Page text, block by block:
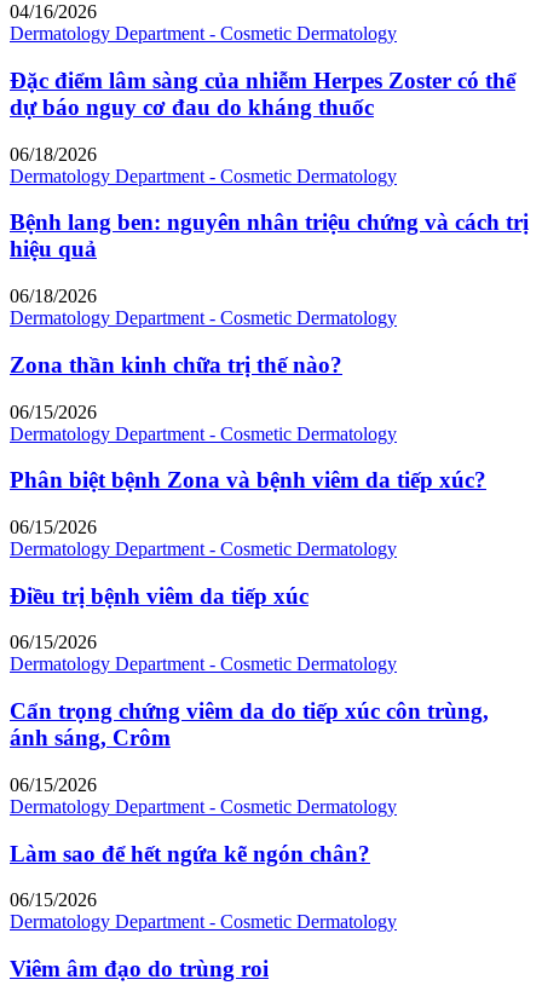
04/16/2026
Dermatology Department - Cosmetic Dermatology
Đặc điểm lâm sàng của nhiễm Herpes Zoster có thể
dự báo nguy cơ đau do kháng thuốc
06/18/2026
Dermatology Department - Cosmetic Dermatology
Bệnh lang ben: nguyên nhân triệu chứng và cách trị
hiệu quả
06/18/2026
Dermatology Department - Cosmetic Dermatology
Zona thần kinh chữa trị thế nào?
06/15/2026
Dermatology Department - Cosmetic Dermatology
Phân biệt bệnh Zona và bệnh viêm da tiếp xúc?
06/15/2026
Dermatology Department - Cosmetic Dermatology
Điều trị bệnh viêm da tiếp xúc
06/15/2026
Dermatology Department - Cosmetic Dermatology
Cẩn trọng chứng viêm da do tiếp xúc côn trùng,
ánh sáng, Crôm
06/15/2026
Dermatology Department - Cosmetic Dermatology
Làm sao để hết ngứa kẽ ngón chân?
06/15/2026
Dermatology Department - Cosmetic Dermatology
Viêm âm đạo do trùng roi